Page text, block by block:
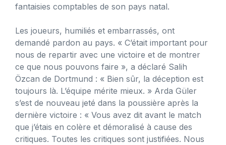
fantaisies comptables de son pays natal.
Les joueurs, humiliés et embarrassés, ont
demandé pardon au pays. « C’était important pour
nous de repartir avec une victoire et de montrer
ce que nous pouvons faire », a déclaré Salih
Özcan de Dortmund : « Bien sûr, la déception est
toujours là. L’équipe mérite mieux. » Arda Güler
s’est de nouveau jeté dans la poussière après la
dernière victoire : « Vous avez dit avant le match
que j’étais en colère et démoralisé à cause des
critiques. Toutes les critiques sont justifiées. Nous